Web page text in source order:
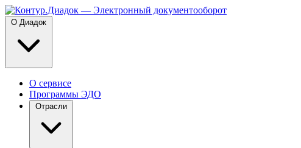
О Диадок
О сервисе
Программы ЭДО
Отрасли